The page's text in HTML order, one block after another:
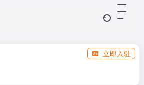
立即入驻